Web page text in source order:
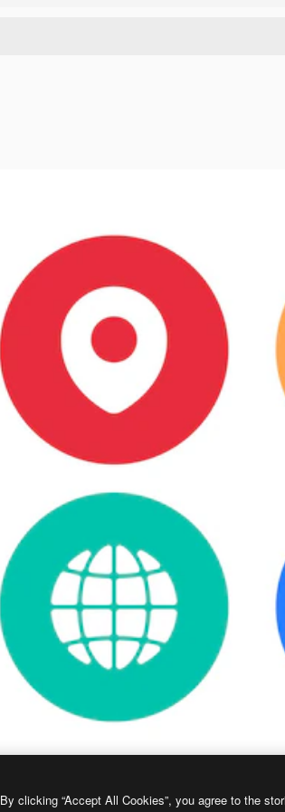
By clicking “Accept All Cookies”, you agree to the